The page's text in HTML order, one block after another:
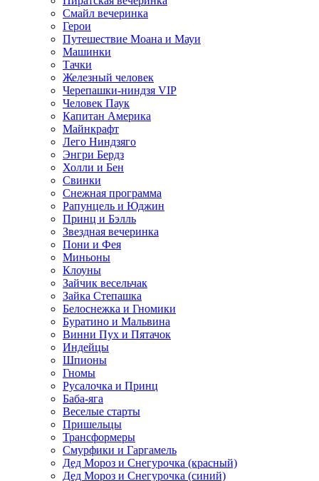
Смайл вечеринка
Герои
Путешествие Моана и Мауи
Машинки
Тачки
Железный человек
Черепашки-ниндзя VIP
Человек Паук
Капитан Америка
Майнкрафт
Лего Ниндзяго
Энгри Бердз
Холли и Бен
Свинки
Снежная программа
Рапунцель и Юджин
Принц и Бэлль
Звездная вечеринка
Пони и Фея
Миньоны
Клоуны
Зайчик весельчак
Зайка Степашка
Белоснежка и Гномики
Буратино и Мальвина
Винни Пух и Пятачок
Индейцы
Шпионы
Гномы
Русалочка и Принц
Баба-яга
Веселые старты
Пришельцы
Трансформеры
Смурфики и Гаргамель
Дед Мороз и Снегурочка (красный)
Дед Мороз и Снегурочка (синий)